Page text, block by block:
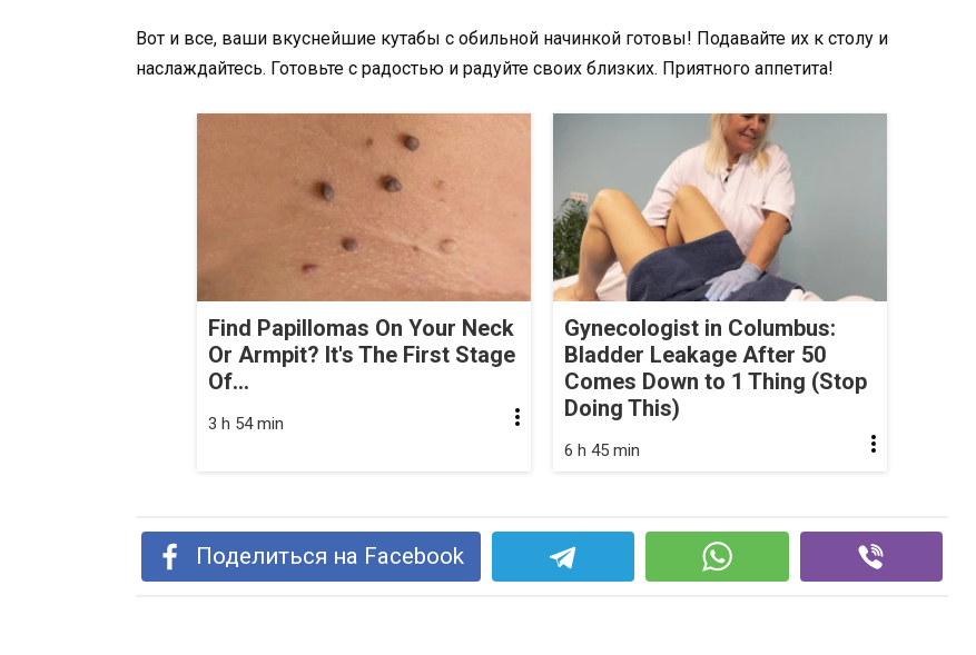
Вот и все, ваши вкуснейшие кутабы с обильной начинкой готовы! Подавайте их к столу и
наслаждайтесь. Готовьте с радостью и радуйте своих близких. Приятного аппетита!
Find Papillomas On Your Neck
Or Armpit? It's The First Stage
Of...
3 h 54 min
Gynecologist in Columbus:
Bladder Leakage After 50
Comes Down to 1 Thing (Stop
Doing This)
6 h 45 min
Поделиться на Facebook